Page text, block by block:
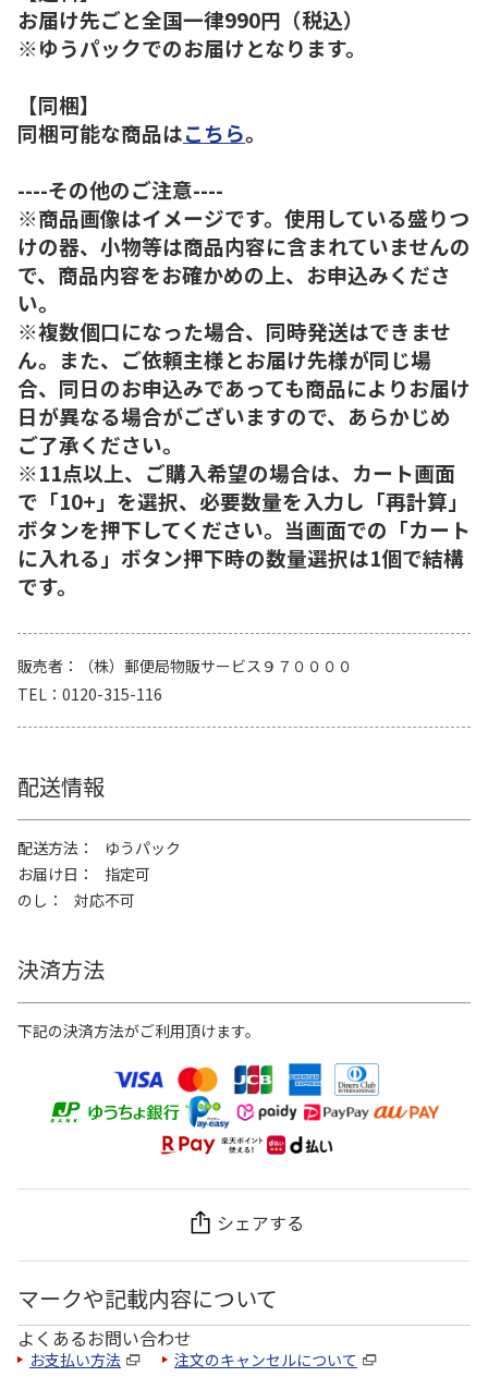
お届け先ごと全国一律990円（税込）
※ゆうパックでのお届けとなります。
【同梱】
同梱可能な商品はこちら。
----その他のご注意----
※商品画像はイメージです。使用している盛りつ
けの器、小物等は商品内容に含まれていませんの
で、商品内容をお確かめの上、お申込みくださ
い。
※複数個口になった場合、同時発送はできませ
ん。また、ご依頼主様とお届け先様が同じ場
合、同日のお申込みであっても商品によりお届け
日が異なる場合がございますので、あらかじめ
ご了承ください。
※11点以上、ご購入希望の場合は、カート画面
で「10+」を選択、必要数量を入力し「再計算」
ボタンを押下してください。当画面での「カート
に入れる」ボタン押下時の数量選択は1個で結構
です。
販売者
（株）郵便局物販サービス９７００００
TEL
0120-315-116
配送情報
配送方法
ゆうパック
お届け日
指定可
のし
対応不可
決済方法
下記の決済方法がご利用頂けます。
シェアする
マークや記載内容について
よくあるお問い合わせ
お支払い方法 注文のキャンセルについて